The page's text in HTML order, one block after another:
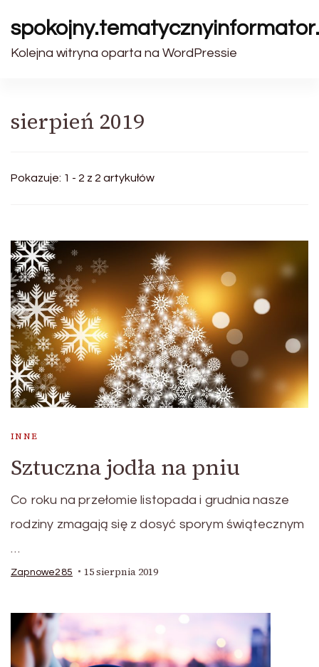
Kolejna witryna oparta na WordPressie
sierpień 2019
Pokazuje: 1 - 2 z 2 artykułów
INNE
Sztuczna jodła na pniu
Co roku na przełomie listopada i grudnia nasze
rodziny zmagają się z dosyć sporym świątecznym
…
Zapnowe285 15 sierpnia 2019